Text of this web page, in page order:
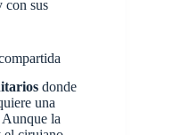
con sus
donde
una
la